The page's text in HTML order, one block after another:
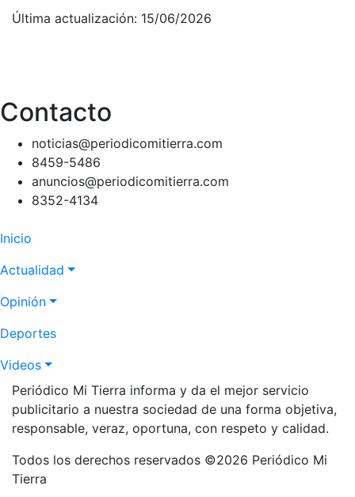
Última actualización: 15/06/2026
Contacto
noticias@periodicomitierra.com
8459-5486
anuncios@periodicomitierra.com
8352-4134
Navegación
principal
Inicio
Actualidad
Opinión
Deportes
Videos
Periódico Mi Tierra informa y da el mejor servicio
publicitario a nuestra sociedad de una forma objetiva,
responsable, veraz, oportuna, con respeto y calidad.
Todos los derechos reservados ©2026 Periódico Mi
Tierra